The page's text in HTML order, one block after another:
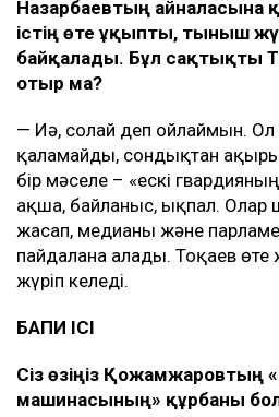
Назарбаевтың айналасына
істің өте ұқыпты, тыныш
байқалады. Бұл сақтықты
отыр ма?
— Иә, солай деп ойлаймын.
қаламайды, сондықтан
бір мәселе – «ескі
ақша, байланыс, ықпал. Олар
жасап, медианы және
пайдалана алады. Тоқаев
жүріп келеді.
БАПИ ІСІ
Сіз өзіңіз Қожамжаровтың
машинасының» құрбаны